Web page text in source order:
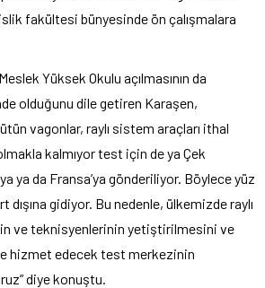
fakültesi bünyesinde ön çalışmalara
Yüksek Okulu açılmasının da
olduğunu dile getiren Karaşen,
vagonlar, raylı sistem araçları ithal
kalmıyor test için de ya Çek
ya da Fransa’ya gönderiliyor. Böylece yüz
gidiyor. Bu nedenle, ülkemizde raylı
ve teknisyenlerinin yetiştirilmesini ve
hizmet edecek test merkezinin
diye konuştu.